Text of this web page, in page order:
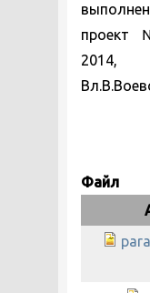
проект
2014,
Файл